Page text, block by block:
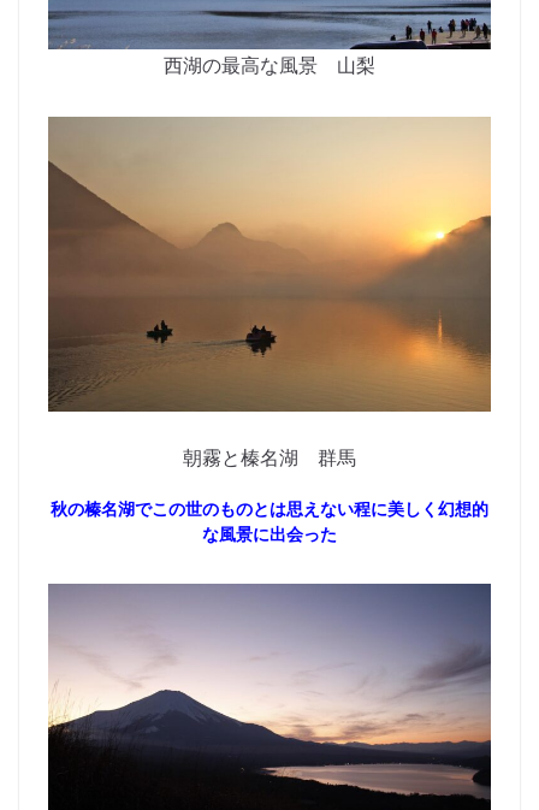
西湖の最高な風景 山梨
朝霧と榛名湖 群馬
秋の榛名湖でこの世のものとは思えない程に美しく幻想的
な風景に出会った